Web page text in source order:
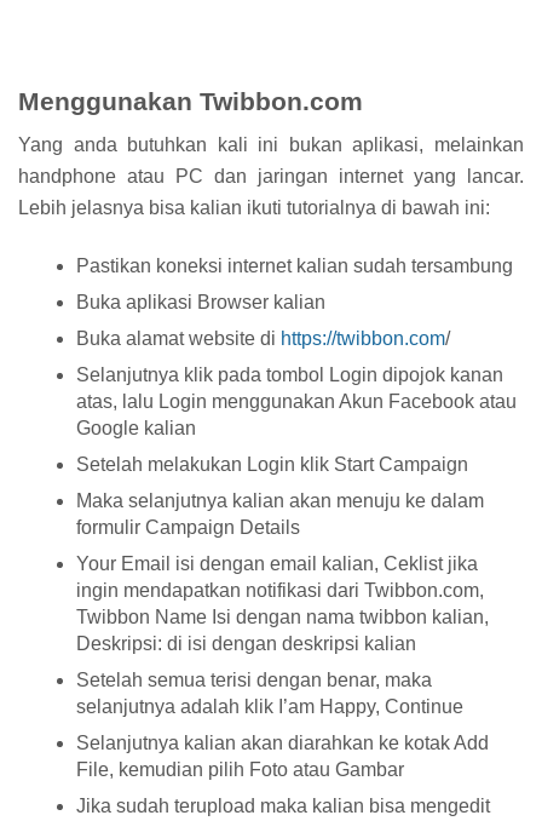
Menggunakan Twibbon.com
Yang anda butuhkan kali ini bukan aplikasi, melainkan
handphone atau PC dan jaringan internet yang lancar.
Lebih jelasnya bisa kalian ikuti tutorialnya di bawah ini:
Pastikan koneksi internet kalian sudah tersambung
Buka aplikasi Browser kalian
Buka alamat website di https://twibbon.com/
Selanjutnya klik pada tombol Login dipojok kanan
atas, lalu Login menggunakan Akun Facebook atau
Google kalian
Setelah melakukan Login klik Start Campaign
Maka selanjutnya kalian akan menuju ke dalam
formulir Campaign Details
Your Email isi dengan email kalian, Ceklist jika
ingin mendapatkan notifikasi dari Twibbon.com,
Twibbon Name Isi dengan nama twibbon kalian,
Deskripsi: di isi dengan deskripsi kalian
Setelah semua terisi dengan benar, maka
selanjutnya adalah klik I’am Happy, Continue
Selanjutnya kalian akan diarahkan ke kotak Add
File, kemudian pilih Foto atau Gambar
Jika sudah terupload maka kalian bisa mengedit